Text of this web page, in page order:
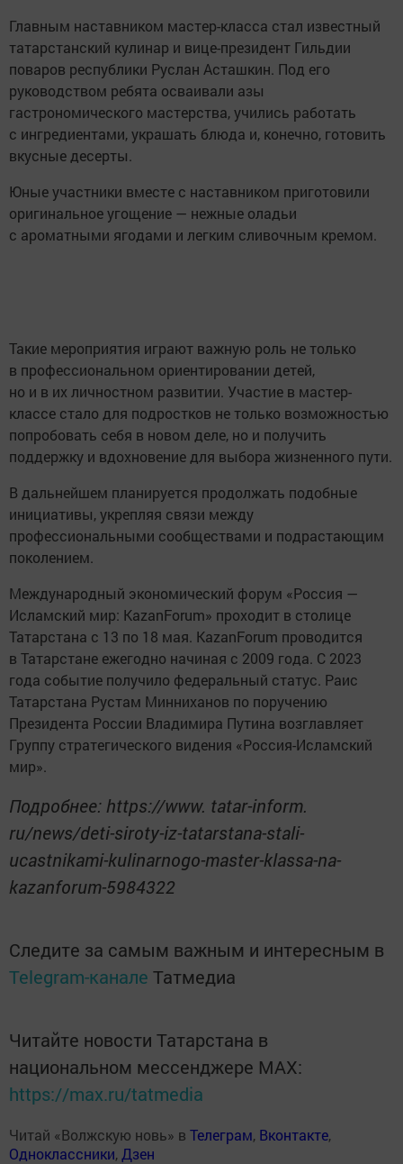
Главным наставником мастер-класса стал известный
татарстанский кулинар и вице-президент Гильдии
поваров республики Руслан Асташкин. Под его
руководством ребята осваивали азы
гастрономического мастерства, учились работать
с ингредиентами, украшать блюда и, конечно, готовить
вкусные десерты.
Юные участники вместе с наставником приготовили
оригинальное угощение — нежные оладьи
с ароматными ягодами и легким сливочным кремом.
Такие мероприятия играют важную роль не только
в профессиональном ориентировании детей,
но и в их личностном развитии. Участие в мастер-
классе стало для подростков не только возможностью
попробовать себя в новом деле, но и получить
поддержку и вдохновение для выбора жизненного пути.
В дальнейшем планируется продолжать подобные
инициативы, укрепляя связи между
профессиональными сообществами и подрастающим
поколением.
Международный экономический форум «Россия —
Исламский мир: KazanForum» проходит в столице
Татарстана с 13 по 18 мая. KazanForum проводится
в Татарстане ежегодно начиная с 2009 года. C 2023
года событие получило федеральный статус. Раис
Татарстана Рустам Минниханов по поручению
Президента России Владимира Путина возглавляет
Группу стратегического видения «Россия-Исламский
мир».
Подробнее: https://www. tatar-inform.
ru/news/deti-siroty-iz-tatarstana-stali-
ucastnikami-kulinarnogo-master-klassa-na-
kazanforum-5984322
Следите за самым важным и интересным в
Telegram-канале Татмедиа
Читайте новости Татарстана в
национальном мессенджере MАХ:
https://max.ru/tatmedia
Читай «Волжскую новь» в Телеграм, Вконтакте,
Одноклассники, Дзен